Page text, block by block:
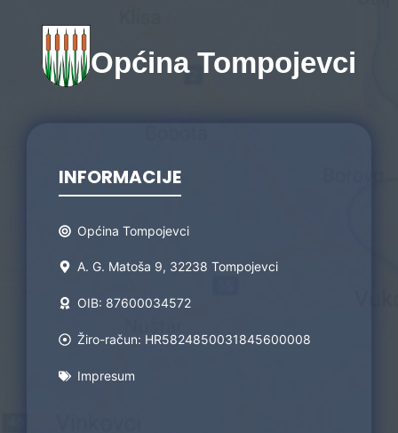
Općina Tompojevci
INFORMACIJE
Općina Tompojevci
A. G. Matoša 9, 32238 Tompojevci
OIB: 87600034572
Žiro-račun: HR5824850031845600008
Impresum